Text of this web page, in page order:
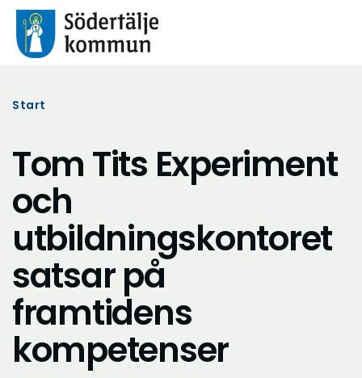
Start
Tom Tits Experiment
och
utbildningskontoret
satsar på
framtidens
kompetenser